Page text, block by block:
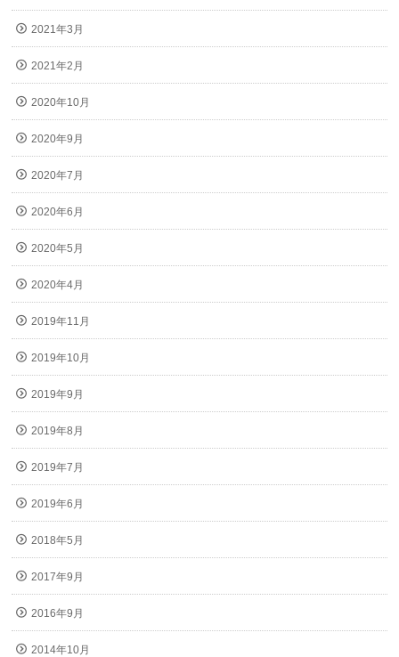
2021年3月
2021年2月
2020年10月
2020年9月
2020年7月
2020年6月
2020年5月
2020年4月
2019年11月
2019年10月
2019年9月
2019年8月
2019年7月
2019年6月
2018年5月
2017年9月
2016年9月
2014年10月